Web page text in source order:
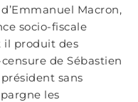
Macron,
socio-fiscale
il produit des
de Sébastien
sans
les